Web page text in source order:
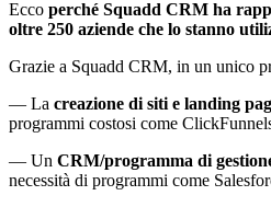
Ecco perché Squadd CRM ha
oltre 250 aziende che lo stanno
Grazie a Squadd CRM, in un unico
— La creazione di siti e landing
programmi costosi come
— Un CRM/programma di
necessità di programmi come